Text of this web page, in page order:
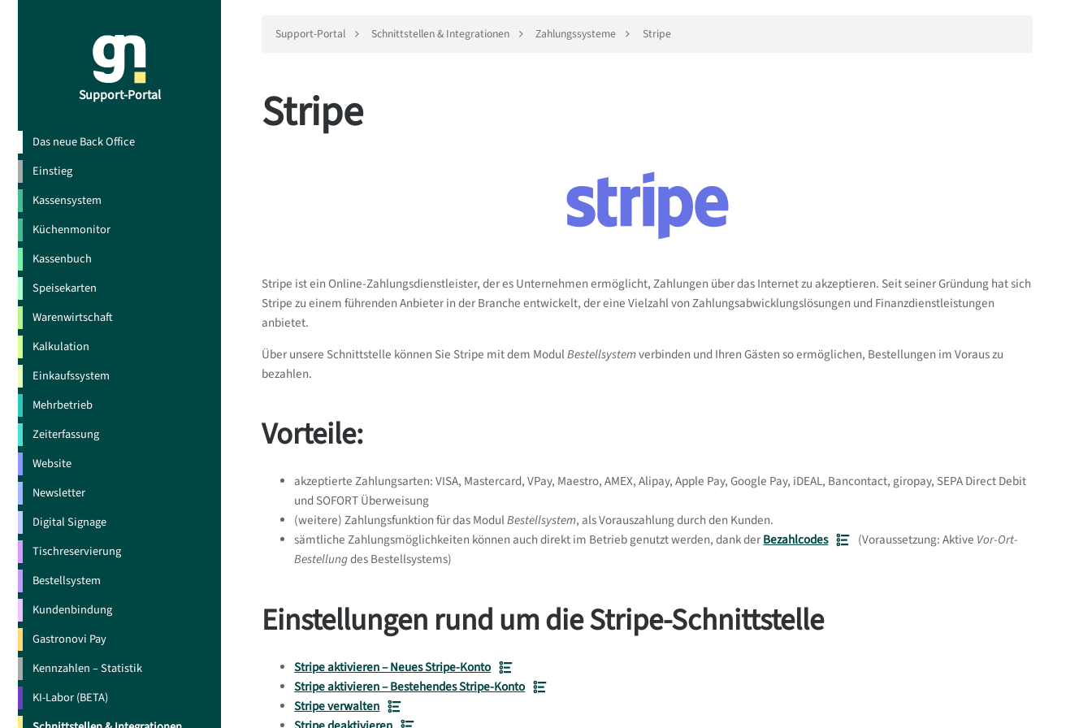
Support-Portal
Das neue Back Office
Einstieg
Kassensystem
Küchenmonitor
Kassenbuch
Speisekarten
Warenwirtschaft
Kalkulation
Einkaufssystem
Mehrbetrieb
Zeiterfassung
Website
Newsletter
Digital Signage
Tischreservierung
Bestellsystem
Kundenbindung
Gastronovi Pay
Kennzahlen – Statistik
KI-Labor (BETA)
Support-Portal Schnittstellen & Integrationen Zahlungssysteme Stripe
Stripe
Stripe ist ein Online-Zahlungsdienstleister, der es Unternehmen ermöglicht, Zahlungen über das Internet zu akzeptieren. Seit seiner Gründung hat sich
Stripe zu einem führenden Anbieter in der Branche entwickelt, der eine Vielzahl von Zahlungsabwicklungslösungen und Finanzdienstleistungen
anbietet.
Über unsere Schnittstelle können Sie Stripe mit dem ModulBestellsystemverbinden und Ihren Gästen so ermöglichen, Bestellungen im Voraus zu
bezahlen.
Vorteile:
akzeptierte Zahlungsarten: VISA, Mastercard, VPay, Maestro, AMEX, Alipay, Apple Pay, Google Pay, iDEAL, Bancontact, giropay, SEPA Direct Debit
und SOFORT Überweisung
(weitere) Zahlungsfunktion für das ModulBestellsystem, als Vorauszahlung durch den Kunden.
sämtliche Zahlungsmöglichkeiten können auch direkt im Betrieb genutzt werden, dank derBezahlcodes (Voraussetzung: Aktive Vor-Ort-
Bestellungdes Bestellsystems)
Einstellungen rund um die Stripe-Schnittstelle
Stripe aktivieren – Neues Stripe-Konto
Stripe aktivieren – Bestehendes Stripe-Konto
Stripe verwalten